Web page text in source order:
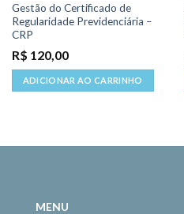
Gestão do Certificado de
Regularidade Previdenciária –
CRP
R$ 120,00
ADICIONAR AO CARRINHO
MENU